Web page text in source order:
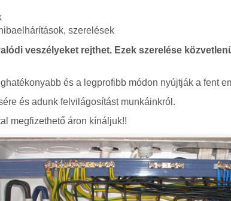
szerelések
veszélyeket rejthet. Ezek szerelése
és a legprofibb módon nyújtják a fent
és adunk felvilágosítást munkáinkról.
megfizethető áron kínáljuk!!